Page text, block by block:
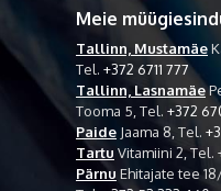
Meie
Tallinn, Mustamäe
Tel. +372 6711 777
Tallinn, Lasnamäe
Tooma 5, Tel. +372
Paide Jaama 8, Tel.
Tartu Vitamiini 2,Tel.
Pärnu Ehitajate tee